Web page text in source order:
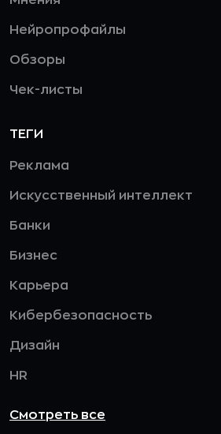
Нейропрофайлы
Обзоры
Чек-листы
ТЕГИ
Реклама
Искусственный интеллект
Банки
Бизнес
Карьера
Кибербезопасность
Дизайн
HR
Смотреть все